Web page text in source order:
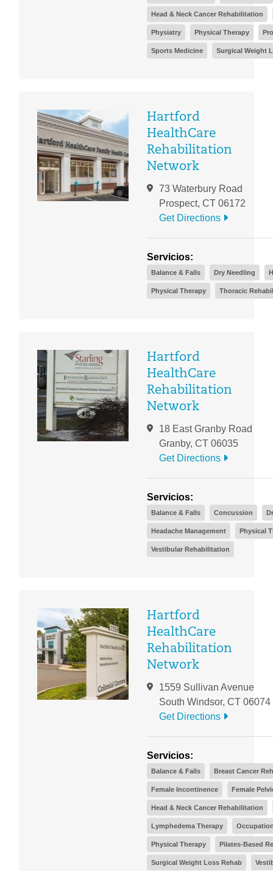
Head & Neck Cancer Rehabilitation
Physiatry Physical Therapy
Sports Medicine Surgical Weight
Hartford
HealthCare
Rehabilitation
Network
73 Waterbury Road
Prospect, CT 06172
Get Directions
Servicios:
Balance & Falls Dry Needling
Physical Therapy Thoracic
Hartford
HealthCare
Rehabilitation
Network
18 East Granby Road
Granby, CT 06035
Get Directions
Servicios:
Balance & Falls Concussion
Headache Management Physical
Vestibular Rehabilitation
Hartford
HealthCare
Rehabilitation
Network
1559 Sullivan Avenue
South Windsor, CT 06074
Get Directions
Servicios:
Balance & Falls Breast Cancer
Female Incontinence Female
Head & Neck Cancer Rehabilitation
Lymphedema Therapy
Physical Therapy Pilates-Based
Surgical Weight Loss Rehab